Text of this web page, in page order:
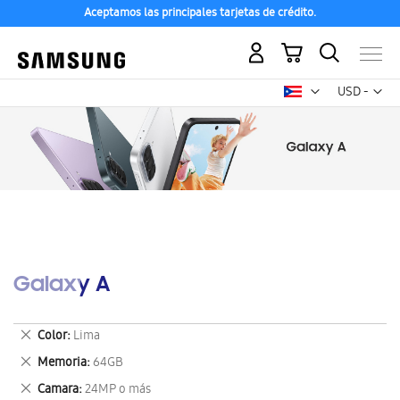
Aceptamos las principales tarjetas de crédito.
USD -
dólar
Mi carrito
Galaxy A
Color Lima
Eliminar
este
artículo
Memoria 64GB
Eliminar
este
Camara 24MP o más
Eliminar